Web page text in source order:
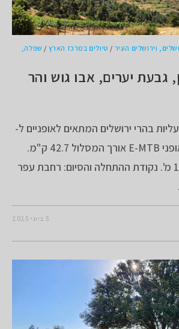
וירושלים העיר / טיולים במרכז הארץ / שפלה,
גבעת יערים, אבו גוש והר
בהרי ירושלים המתאים לאופניים ל-
E-MTB נירכב עם אופני E-MTB אורך המסלול 42.7 ק"מ.
טיפוס מצטבר: 1023 מ'. נקודת ההתחלה והסיום: רחבת עפר
5 ביוני 2025